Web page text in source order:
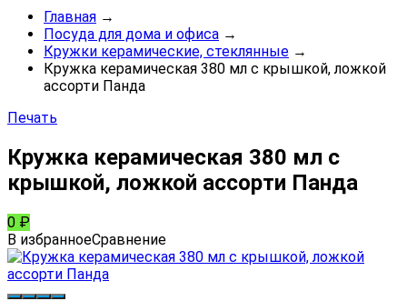
Главная →
Посуда для дома и офиса →
Кружки керамические, стеклянные →
Кружка керамическая 380 мл с крышкой, ложкой
ассорти Панда
Печать
Кружка керамическая 380 мл с
крышкой, ложкой ассорти Панда
0 ₽
В избранноеСравнение